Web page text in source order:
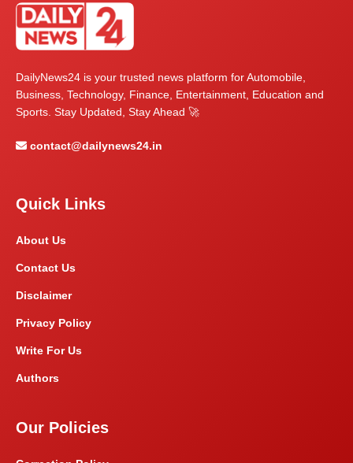
DailyNews24 is your trusted news platform for Automobile,
Business, Technology, Finance, Entertainment, Education and
Sports. Stay Updated, Stay Ahead 🚀
contact@dailynews24.in
Quick Links
About Us
Contact Us
Disclaimer
Privacy Policy
Write For Us
Authors
Our Policies